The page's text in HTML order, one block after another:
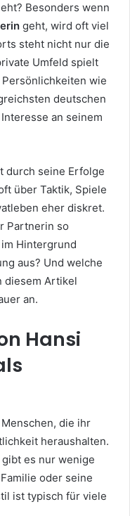
Besonders wenn
geht, wird oft viel
steht nicht nur die
Umfeld spielt
wie
deutschen
an seinem
durch seine Erfolge
über Taktik, Spiele
eher diskret.
Partnerin so
Hintergrund
aus? Und welche
diesem Artikel
an.
Hansi
die ihr
heraushalten.
es nur wenige
oder seine
ist typisch für viele